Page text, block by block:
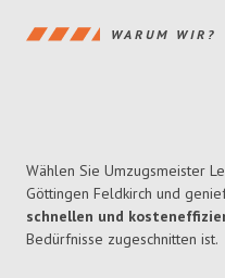
WARUM WIR?
Wählen Sie Umzugsmeister
Göttingen Feldkirch und
schnellen und
Bedürfnisse zugeschnitten ist.